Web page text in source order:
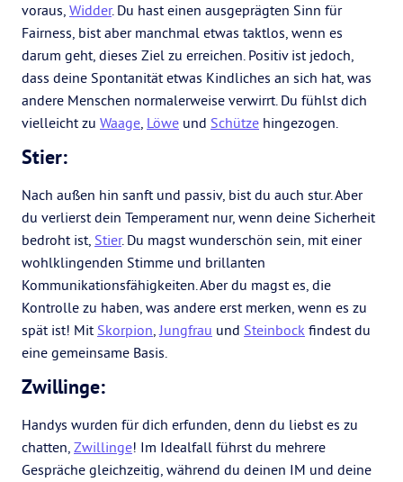
voraus, Widder. Du hast einen ausgeprägten Sinn für
Fairness, bist aber manchmal etwas taktlos, wenn es
darum geht, dieses Ziel zu erreichen. Positiv ist jedoch,
dass deine Spontanität etwas Kindliches an sich hat, was
andere Menschen normalerweise verwirrt. Du fühlst dich
vielleicht zu Waage, Löwe und Schütze hingezogen.
Stier:
Nach außen hin sanft und passiv, bist du auch stur. Aber
du verlierst dein Temperament nur, wenn deine Sicherheit
bedroht ist, Stier. Du magst wunderschön sein, mit einer
wohlklingenden Stimme und brillanten
Kommunikationsfähigkeiten. Aber du magst es, die
Kontrolle zu haben, was andere erst merken, wenn es zu
spät ist! Mit Skorpion,Jungfrau und Steinbock findest du
eine gemeinsame Basis.
Zwillinge:
Handys wurden für dich erfunden, denn du liebst es zu
chatten, Zwillinge! Im Idealfall führst du mehrere
Gespräche gleichzeitig, während du deinen IM und deine